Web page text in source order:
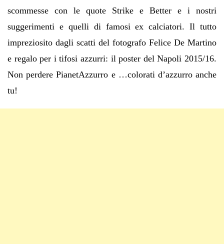
scommesse con le quote Strike e Better e i nostri
suggerimenti e quelli di famosi ex calciatori. Il tutto
impreziosito dagli scatti del fotografo Felice De Martino
e regalo per i tifosi azzurri: il poster del Napoli 2015/16.
Non perdere PianetAzzurro e …colorati d’azzurro anche
tu!